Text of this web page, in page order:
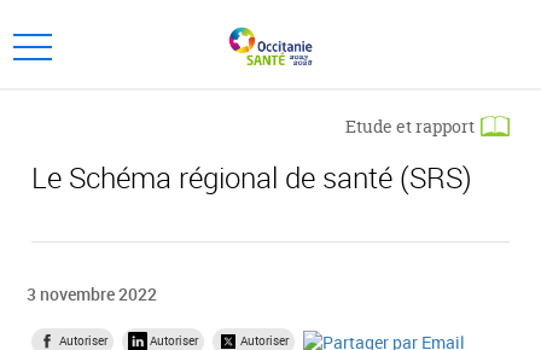
au
menu
au
contenu
Ouvrir
Le Schéma régional de santé (SRS)
Etude et rapport
3 novembre 2022
Autoriser Autoriser Autoriser